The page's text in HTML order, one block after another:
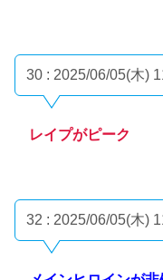
30 : 2025/06/05(木)
レイプがピーク
32 : 2025/06/05(木)